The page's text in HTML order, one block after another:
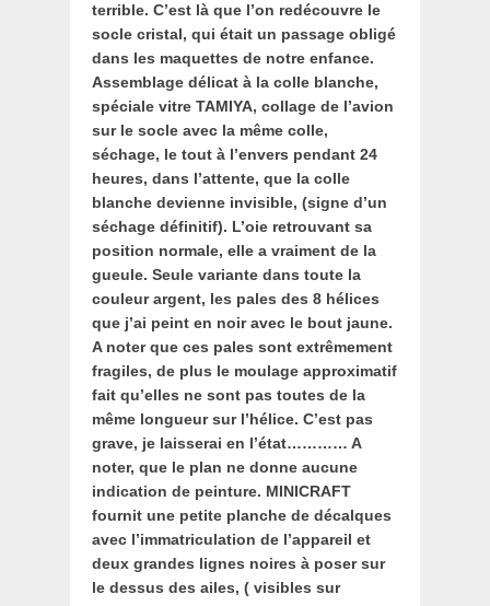
terrible. C’est là que l’on redécouvre le
socle cristal, qui était un passage obligé
dans les maquettes de notre enfance.
Assemblage délicat à la colle blanche,
spéciale vitre TAMIYA, collage de l’avion
sur le socle avec la même colle,
séchage, le tout à l’envers pendant 24
heures, dans l’attente, que la colle
blanche devienne invisible, (signe d’un
séchage définitif). L’oie retrouvant sa
position normale, elle a vraiment de la
gueule. Seule variante dans toute la
couleur argent, les pales des 8 hélices
que j’ai peint en noir avec le bout jaune.
A noter que ces pales sont extrêmement
fragiles, de plus le moulage approximatif
fait qu’elles ne sont pas toutes de la
même longueur sur l’hélice. C’est pas
grave, je laisserai en l’état………… A
noter, que le plan ne donne aucune
indication de peinture. MINICRAFT
fournit une petite planche de décalques
avec l’immatriculation de l’appareil et
deux grandes lignes noires à poser sur
le dessus des ailes, ( visibles sur